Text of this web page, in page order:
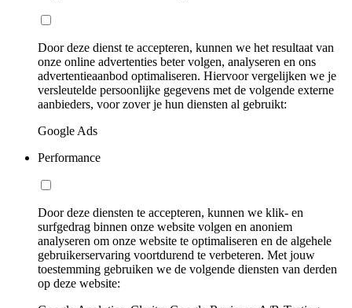
Door deze dienst te accepteren, kunnen we het resultaat van
onze online advertenties beter volgen, analyseren en ons
advertentieaanbod optimaliseren. Hiervoor vergelijken we je
versleutelde persoonlijke gegevens met de volgende externe
aanbieders, voor zover je hun diensten al gebruikt:
Google Ads
Performance
Door deze diensten te accepteren, kunnen we klik- en
surfgedrag binnen onze website volgen en anoniem
analyseren om onze website te optimaliseren en de algehele
gebruikerservaring voortdurend te verbeteren. Met jouw
toestemming gebruiken we de volgende diensten van derden
op deze website: